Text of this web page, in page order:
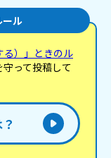
ール
る）」ときのル
って投稿して